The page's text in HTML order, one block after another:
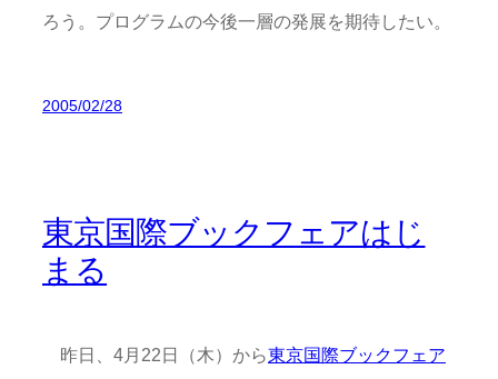
ろう。プログラムの今後一層の発展を期待したい。
2005/02/28
東京国際ブックフェアはじ
まる
昨日、4月22日（木）から東京国際ブックフェア